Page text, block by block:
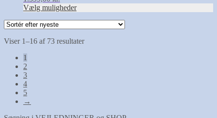
Vælg muligheder
varesiden
Viser 1–16 af 73 resultaterSorteret
1
2
3
4
5
→